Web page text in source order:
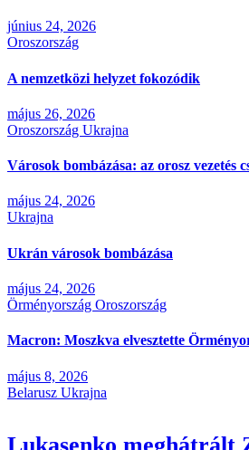
június 24, 2026
Oroszország
A nemzetközi helyzet fokozódik
május 26, 2026
Oroszország Ukrajna
Városok bombázása: az orosz vezetés
május 24, 2026
Ukrajna
Ukrán városok bombázása
május 24, 2026
Örményország Oroszország
Macron: Moszkva elvesztette
május 8, 2026
Belarusz Ukrajna